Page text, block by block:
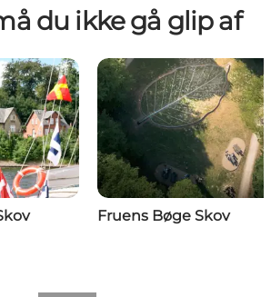
du ikke gå glip af
Fruens Bøge Skov